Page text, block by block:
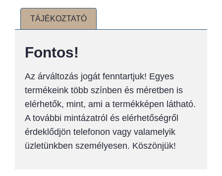
TÁJÉKOZTATÓ
Fontos!
Az árváltozás jogát fenntartjuk! Egyes
termékeink több színben és méretben is
elérhetők, mint, ami a termékképen látható.
A további mintázatról és elérhetőségről
érdeklődjön telefonon vagy valamelyik
üzletünkben személyesen. Köszönjük!